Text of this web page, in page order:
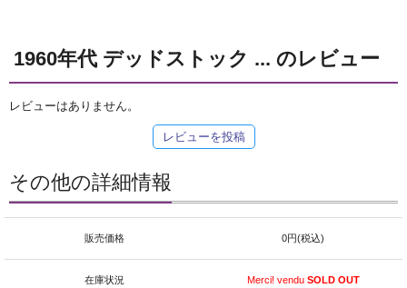
1960年代 デッドストック ... のレビュー
レビューはありません。
レビューを投稿
その他の詳細情報
販売価格 0円(税込)
在庫状況 Merci! venduSOLD OUT